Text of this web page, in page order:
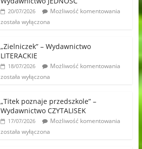
20/07/2026
Możliwość komentowania
została wyłączona
„Zielniczek” – Wydawnictwo
LITERACKIE
18/07/2026
Możliwość komentowania
została wyłączona
„Titek poznaje przedszkole” –
Wydawnictwo CZYTALISEK
17/07/2026
Możliwość komentowania
została wyłączona